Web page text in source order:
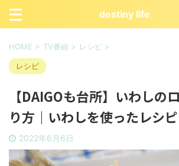
destiny life
HOME > TV番組 > レシピ >
レシピ
【DAIGOも台所】いわしの
り方｜いわしを使ったレシピ
2022年6月6日